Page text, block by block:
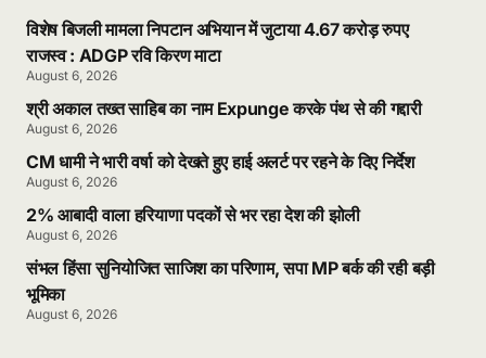
विशेष बिजली मामला निपटान अभियान में जुटाया 4.67 करोड़ रुपए
राजस्व : ADGP रवि किरण माटा
August 6, 2026
श्री अकाल तख्त साहिब का नाम Expunge करके पंथ से की गद्दारी
August 6, 2026
CM धामी ने भारी वर्षा को देखते हुए हाई अलर्ट पर रहने के दिए निर्देश
August 6, 2026
2% आबादी वाला हरियाणा पदकों से भर रहा देश की झोली
August 6, 2026
संभल हिंसा सुनियोजित साजिश का परिणाम, सपा MP बर्क की रही बड़ी
भूमिका
August 6, 2026